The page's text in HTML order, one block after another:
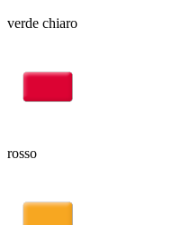
verde chiaro
rosso